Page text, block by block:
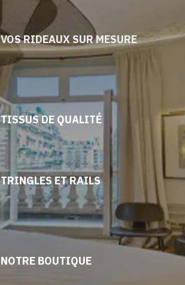
VOS RIDEAUX SUR MESURE
TISSUS DE QUALITÉ
TRINGLES ET RAILS
NOTRE BOUTIQUE